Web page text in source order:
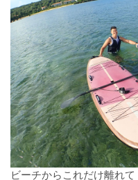
ビーチからこれだけ離れ